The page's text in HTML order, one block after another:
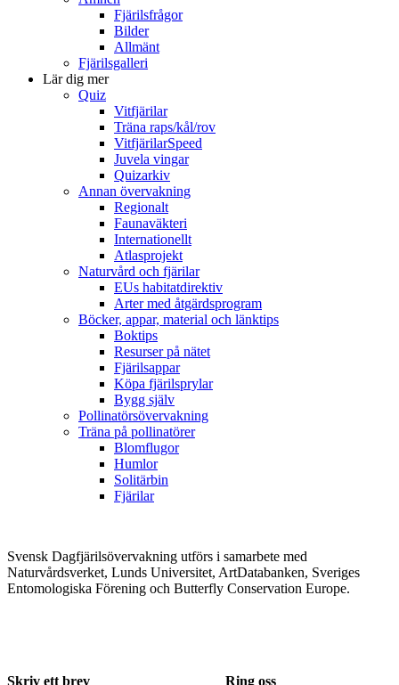
Fjärilsfrågor
Bilder
Allmänt
Fjärilsgalleri
Lär dig mer
Quiz
Vitfjärilar
Träna raps/kål/rov
VitfjärilarSpeed
Juvela vingar
Quizarkiv
Annan övervakning
Regionalt
Faunaväkteri
Internationellt
Atlasprojekt
Naturvård och fjärilar
EUs habitatdirektiv
Arter med åtgärdsprogram
Böcker, appar, material och länktips
Boktips
Resurser på nätet
Fjärilsappar
Köpa fjärilsprylar
Bygg själv
Pollinatörsövervakning
Träna på pollinatörer
Blomflugor
Humlor
Solitärbin
Fjärilar
Svensk Dagfjärilsövervakning utförs i samarbete med
Naturvårdsverket, Lunds Universitet, ArtDatabanken, Sveriges
Entomologiska Förening och Butterfly Conservation Europe.
Skriv ett brev Ring oss